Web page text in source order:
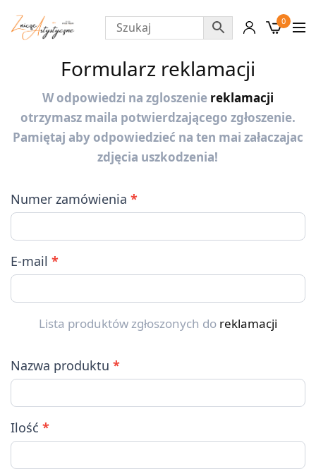
0
ReklamacjaFormularz reklamacji
W odpowiedzi na zgloszenie reklamacji
otrzymasz maila potwierdzającego zgłoszenie.
Pamiętaj aby odpowiedzieć na ten mai załaczajac
zdjęcia uszkodzenia!
Numer zamówienia *
E-mail *
Lista produktów zgłoszonych do reklamacji
Nazwa produktu *
Ilość *